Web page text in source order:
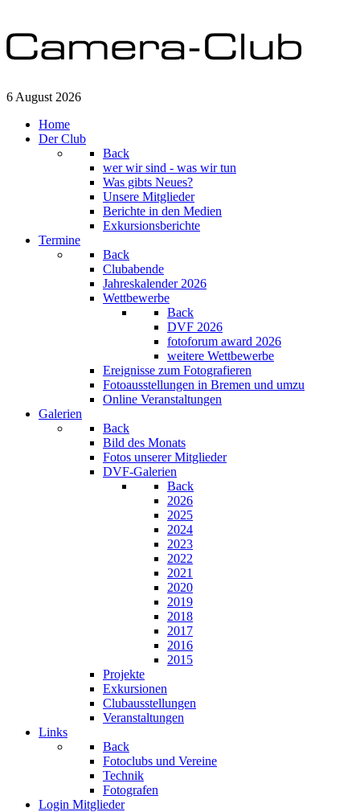
6 August 2026
Home
Der Club
Back
wer wir sind - was wir tun
Was gibts Neues?
Unsere Mitglieder
Berichte in den Medien
Exkursionsberichte
Termine
Back
Clubabende
Jahreskalender 2026
Wettbewerbe
Back
DVF 2026
fotoforum award 2026
weitere Wettbewerbe
Ereignisse zum Fotografieren
Fotoausstellungen in Bremen und umzu
Online Veranstaltungen
Galerien
Back
Bild des Monats
Fotos unserer Mitglieder
DVF-Galerien
Back
2026
2025
2024
2023
2022
2021
2020
2019
2018
2017
2016
2015
Projekte
Exkursionen
Clubausstellungen
Veranstaltungen
Links
Back
Fotoclubs und Vereine
Technik
Fotografen
Login Mitglieder